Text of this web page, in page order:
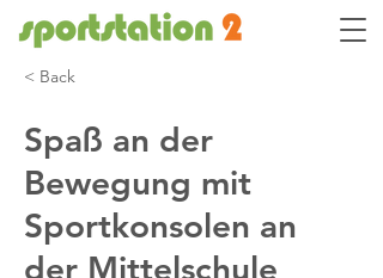
< Back
Spaß an der
Bewegung mit
Sportkonsolen an
der Mittelschule